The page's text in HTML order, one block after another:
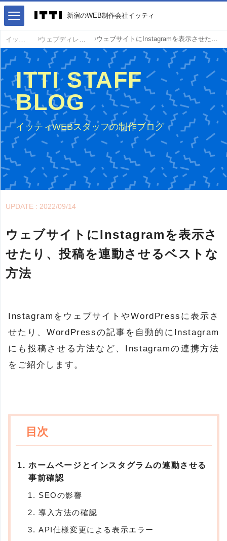
イッティ ウェブディレクション ウェブサイトにInstagramを表示させたり、投稿を連動させるベストな方法
ITTI STAFF
BLOG
イッティWEBスタッフの制作ブログ
UPDATE : 2022/09/14
ウェブサイトにInstagramを表示さ
せたり、投稿を連動させるベストな
方法
InstagramをウェブサイトやWordPressに表示さ
せたり、WordPressの記事を自動的にInstagram
にも投稿させる方法など、Instagramの連携方法
をご紹介します。
ホームページとインスタグラムの連動させる
事前確認
SEOの影響
導入方法の確認
API仕様変更による表示エラー
新宿のWEB制作会社イッティ